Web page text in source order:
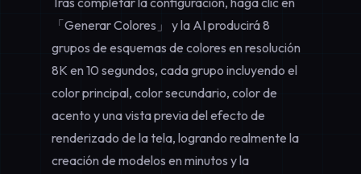
「Generar Colores」 y la AI producirá 8
grupos de esquemas de colores en resolución
8K en 10 segundos, cada grupo incluyendo el
color principal, color secundario, color de
acento y una vista previa del efecto de
renderizado de la tela, logrando realmente la
creación de modelos en minutos y la